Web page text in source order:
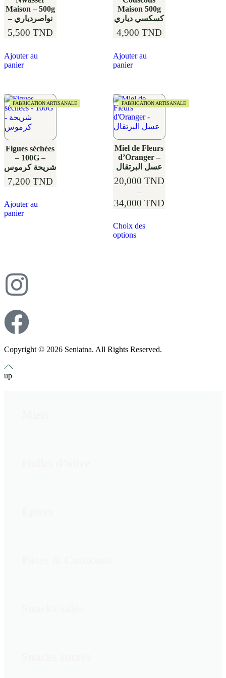
Maison – 500g
– نواصردياري
5,500 TND
Ajouter au
panier
Maison 500g
كسكسي دياري
4,900 TND
Ajouter au
panier
FABRICATION ARTISANALE
Figues séchées
– 100G –
شريحة كرموس
7,200 TND
Ajouter au
panier
FABRICATION ARTISANALE
Miel de Fleurs
d’Oranger –
عسل البرتقال
20,000 TND
–
34,000 TND
Choix des
options
Copyright © 2026 Seniatna. All Rights Reserved.
up